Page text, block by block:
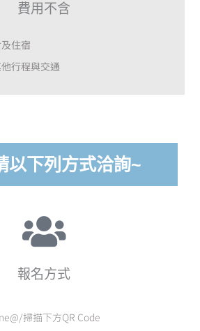
費用不含
住宿
行程與交通
以下列方式洽詢~
報名方式
掃描下方QR Code